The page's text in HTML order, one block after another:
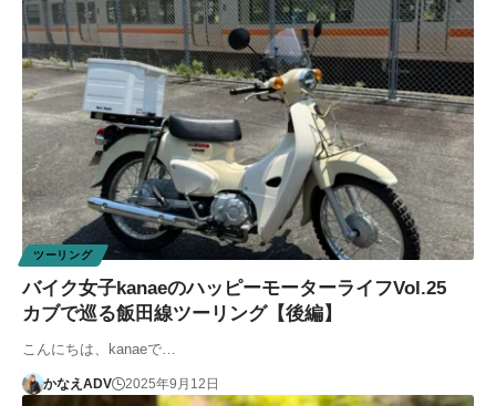
ツーリング
バイク女子kanaeのハッピーモーターライフVol.25
カブで巡る飯田線ツーリング【後編】
こんにちは、kanaeで…
かなえADV 2025年9月12日